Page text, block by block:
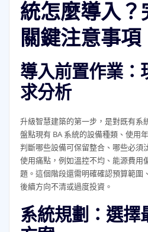
統怎麼導入？
關鍵注意事項
導入前置作業：
求分析
升級智慧建築的第一步，是對既有系
盤點現有 BA 系統的設備種類、使用
判斷哪些設備可保留整合、哪些必須
使用痛點，例如溫控不均、能源費用
題。這個階段還需明確確認預算範圍
後續方向不清或過度投資。
系統規劃：選擇